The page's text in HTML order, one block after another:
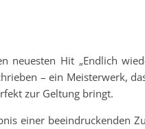
neuesten Hit „Endlich
– ein Meisterwerk,
zur Geltung bringt.
einer beeindruckenden